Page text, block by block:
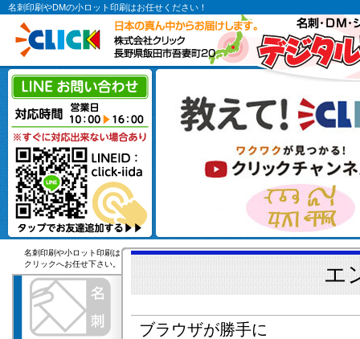
名刺印刷やDMの小ロット印刷はお任せください！
名刺印刷や小ロット印刷は
クリックへお任せ下さい。
エ
ブラウザが勝手に